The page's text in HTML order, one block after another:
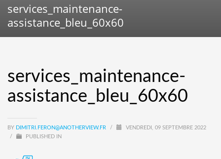
services_maintenance-
assistance_bleu_60x60
services_maintenance-
assistance_bleu_60x60
BY DIMITRI.FERON@ANOTHERVIEW.FR /
VENDREDI, 09 SEPTEMBRE 2022
/
PUBLISHED IN